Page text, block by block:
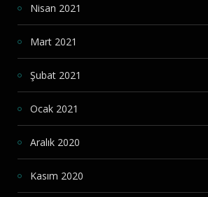
Nisan 2021
Mart 2021
Şubat 2021
Ocak 2021
Aralık 2020
Kasım 2020